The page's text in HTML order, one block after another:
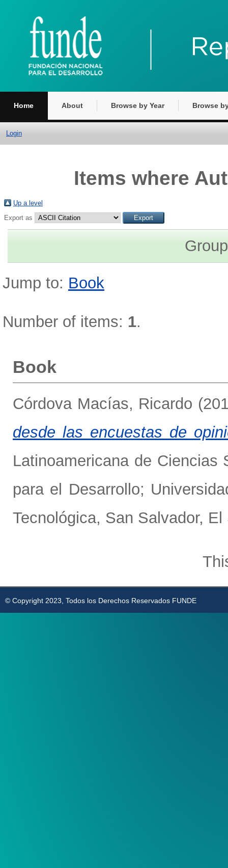
Home About Browse by Year Browse
Login
Items where
Up a level
Export as
Jump to: Book
Number of items: 1.
Book
Córdova Macías, Ricardo
desde las encuestas de
Latinoamericana de Ciencias
para el Desarrollo;
Tecnológica, San Salvador,
© Copyright 2023, Todos los Derechos Reservados FUNDE